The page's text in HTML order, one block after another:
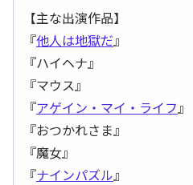
【主な出演作品】
『他人は地獄だ』
『ハイヘナ』
『マウス』
『アゲイン・マイ・ライフ』
『おつかれさま』
『魔女』
『ナインパズル』